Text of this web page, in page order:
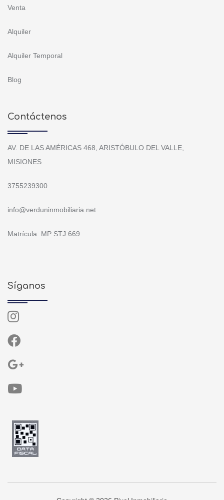
Venta
Alquiler
Alquiler Temporal
Blog
Contáctenos
AV. DE LAS AMÉRICAS 468, ARISTÓBULO DEL VALLE,
MISIONES
3755239300
info@verduninmobiliaria.net
Matrícula: MP STJ 669
Síganos